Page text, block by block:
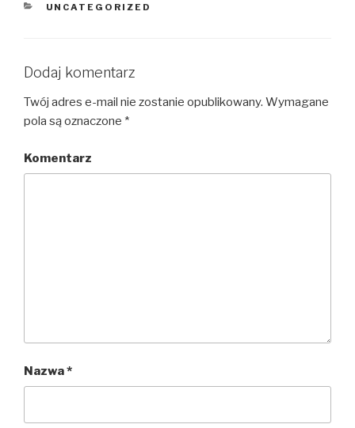
KATEGORIE
UNCATEGORIZED
Dodaj komentarz
Twój adres e-mail nie zostanie opublikowany. Wymagane
pola są oznaczone *
Komentarz
Nazwa*